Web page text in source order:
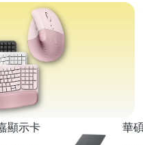
顯示卡
華